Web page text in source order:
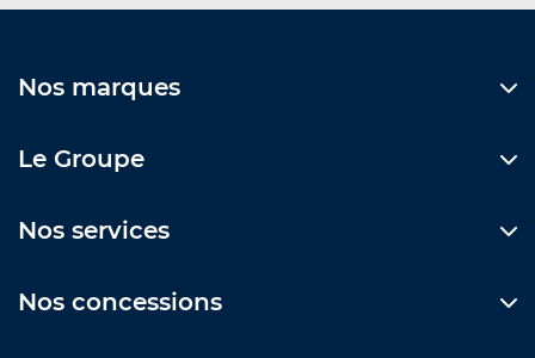
Nos marques
Le Groupe
Nos services
Nos concessions